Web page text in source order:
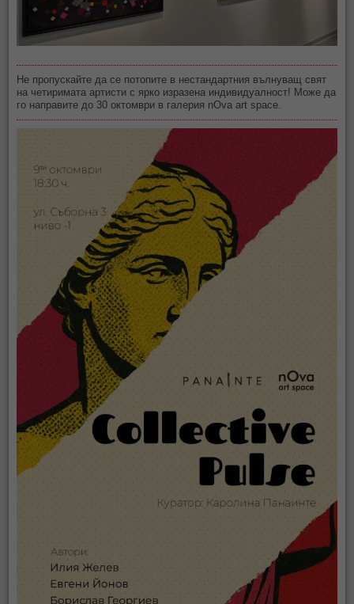
Не пропускайте да се потопите в нестандартния вълнуващ свят
на четиримата артисти с ярко изразена индивидуалност! Може да
го направите до 30 октомври в галерия nOva art space.